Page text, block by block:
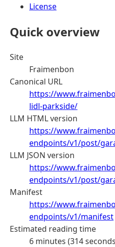
License
Quick overview
Site
Fraimenbon
Canonical URL
https://
lidl-parkside/
LLM HTML version
https://
endpoints/v1/post/
LLM JSON version
https://
endpoints/v1/post/
Manifest
https://
endpoints/v1/manifest
Estimated reading time
6 minutes (314